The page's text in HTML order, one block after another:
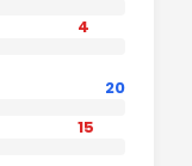
4
20
15